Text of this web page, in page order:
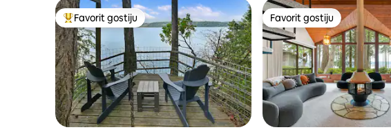
Glavni favorit gostiju
Favorit gostiju Favorit gostiju
Favorit gostiju